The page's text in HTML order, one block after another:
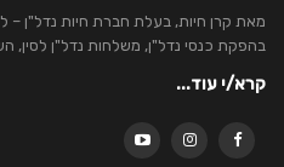
מאת קרן חיות, בעלת חברת חיות נדל"ן –
בהפקת כנסי נדל"ן, משלחות נדל"ן לסין,
קרא/י עוד...